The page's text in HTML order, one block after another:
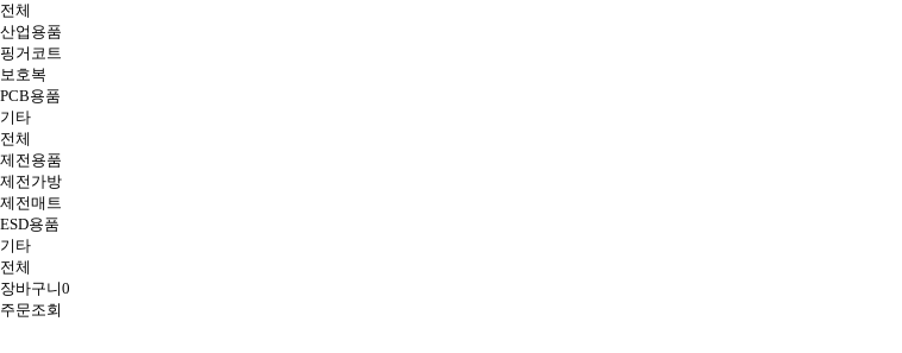
전체
산업용품
핑거코트
보호복
PCB용품
기타
전체
제전용품
제전가방
제전매트
ESD용품
기타
전체
장바구니0
주문조회